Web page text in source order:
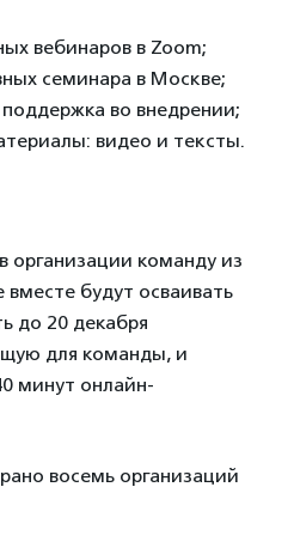
вебинаров в Zoom;
семинара в Москве;
во внедрении;
видео и тексты.
организации команду из
вместе будут осваивать
до 20 декабря
для команды, и
минут онлайн-
восемь организаций